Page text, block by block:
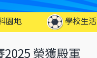
園地 學校生活
2025 榮獲殿軍